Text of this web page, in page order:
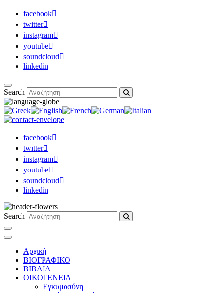
facebook
twitter
instagram
youtube
soundcloud
linkedin
Search
facebook
twitter
instagram
youtube
soundcloud
linkedin
Search
Αρχική
ΒΙΟΓΡΑΦΙΚΟ
ΒΙΒΛΙΑ
ΟΙΚΟΓΕΝΕΙΑ
Εγκυμοσύνη